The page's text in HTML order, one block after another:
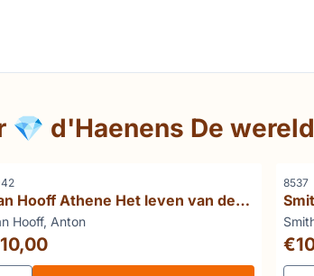
💎 d'Haenens De
Hooff Athene Het leven van de
democratie
Hooff, Anton
10,00
8537